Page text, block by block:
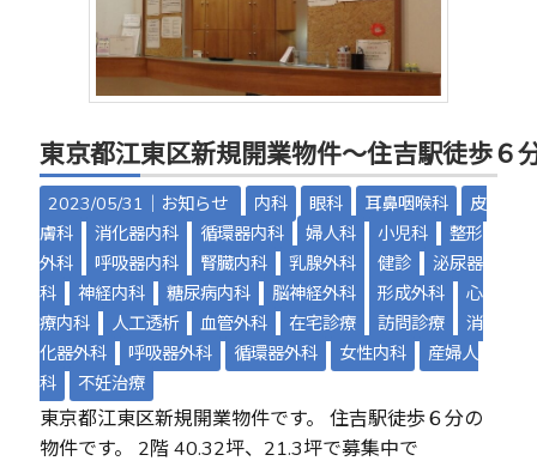
東京都江東区新規開業物件～住吉駅徒歩６
2023/05/31｜ お知らせ 内科 眼科 耳鼻咽喉科
皮
膚科
消化器内科 循環器内科 婦人科 小児科
整形
外科
呼吸器内科 腎臓内科 乳腺外科 健診
泌尿器
科
神経内科 糖尿病内科 脳神経外科 形成外科
心
療内科
人工透析 血管外科 在宅診療 訪問診療
消
化器外科
呼吸器外科 循環器外科 女性内科
産婦人
科
不妊治療
東京都江東区新規開業物件です。 住吉駅徒歩６分の
物件です。 2階 40.32坪、21.3坪で募集中で